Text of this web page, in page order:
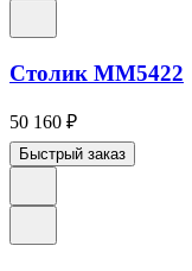
Столик ММ5422
50 160 ₽
Быстрый заказ